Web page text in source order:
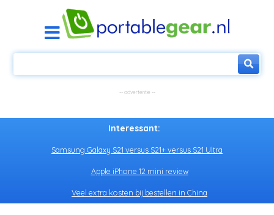
Interessant:
Samsung Galaxy S21 versus S21+ versus S21 Ultra
Apple iPhone 12 mini review
Veel extra kosten bij bestellen in China